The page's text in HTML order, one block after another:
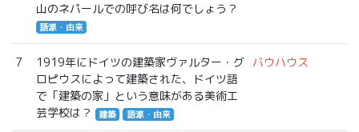
山のネパールでの呼び名は何でしょう？
語源・由来
7
1919年にドイツの建築家ヴァルター・グ
ロピウスによって建築された、ドイツ語
で「建築の家」という意味がある美術工
芸学校は？
建築 語源・由来
バウハウス